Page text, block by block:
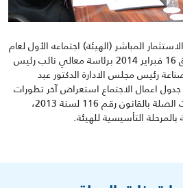
المباشر (الهيئة) اجتماعه الأول لعام
2014 مساء يوم الأحد الموافق 16 فبراير 2014 برئاسة معالي نائب رئيس
رئيس مجلس الادارة الدكتور عبد
اعمال الاجتماع استعراض آخر تطورات
اللائحة التنفيذية والقرارات ذات الصلة بالقانون رقم 116 لسنة 2013،
التأسيسية للهيئة.